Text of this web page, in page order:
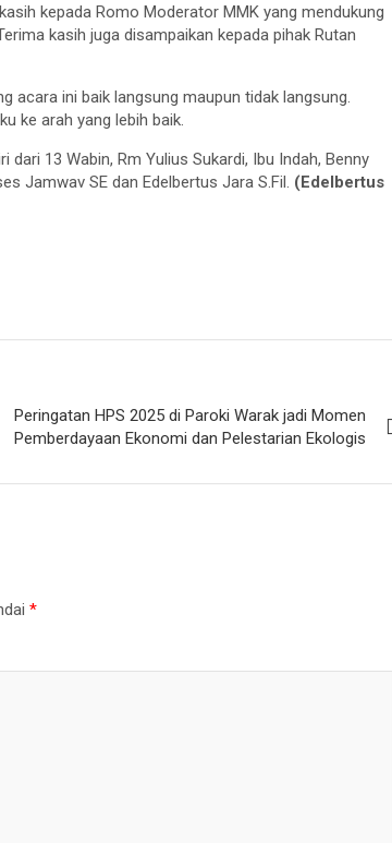
kepada Romo Moderator MMK yang mendukung
kasih juga disampaikan kepada pihak Rutan
acara ini baik langsung maupun tidak langsung.
ke arah yang lebih baik.
13 Wabin, Rm Yulius Sukardi, Ibu Indah, Benny
Jamwav SE dan Edelbertus Jara S.Fil. (Edelbertus
Peringatan HPS 2025 di Paroki Warak jadi Momen
Pemberdayaan Ekonomi dan Pelestarian Ekologis
*